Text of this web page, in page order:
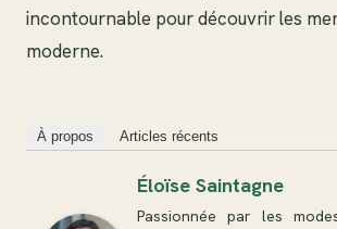
incontournable pour découvrir les
moderne.
À propos Articles récents
Éloïse Saintagne
Passionnée par les